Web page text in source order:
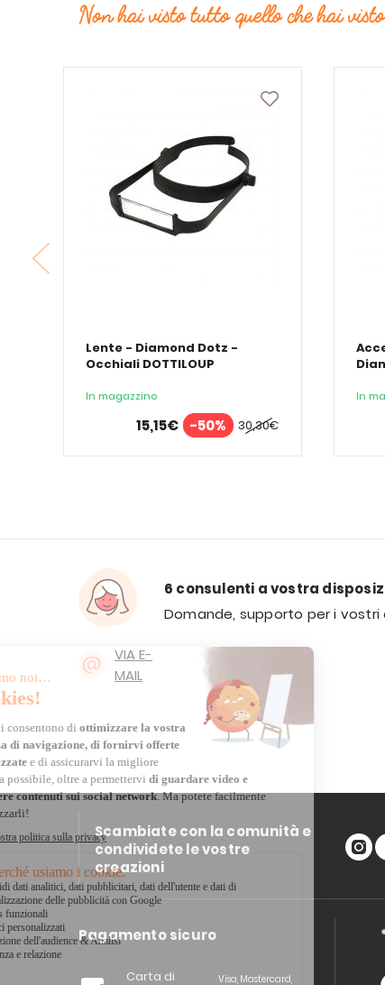
Non hai visto tutto quello che hai
Lente - Diamond Dotz -
Occhiali DOTTILOUP
In magazzino
30,30€
15,15€ -50%
In
6 consulenti a vostra
Domande, supporto per i vostri
VIA E-
MAIL
Scambiate con la comunità e
condividete le vostre
creazioni
Pagamento sicuro
Carta di Visa, Mastercard,